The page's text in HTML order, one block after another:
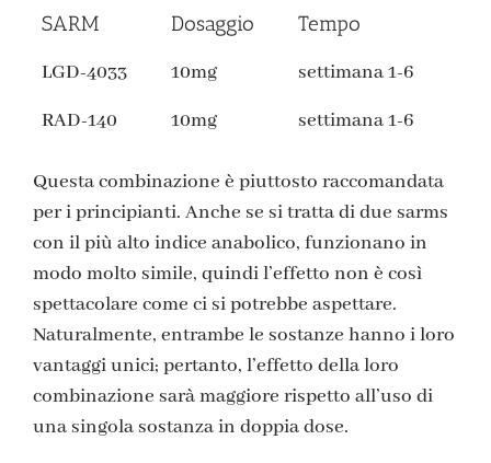
SARM Dosaggio Tempo
LGD-4033 10mg
settimana 1-6
RAD-140
10mg settimana 1-6
Questa combinazione è piuttosto raccomandata
per i principianti. Anche se si tratta di due sarms
con il più alto indice anabolico, funzionano in
modo molto simile, quindi l’effetto non è così
spettacolare come ci si potrebbe aspettare.
Naturalmente, entrambe le sostanze hanno i loro
vantaggi unici; pertanto, l’effetto della loro
combinazione sarà maggiore rispetto all’uso di
una singola sostanza in doppia dose.